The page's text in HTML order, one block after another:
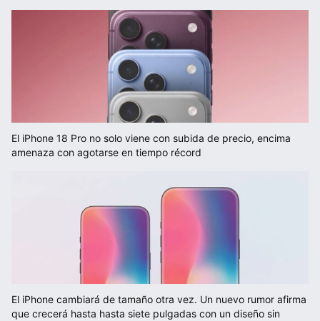
El iPhone 18 Pro no solo viene con subida de precio, encima
amenaza con agotarse en tiempo récord
El iPhone cambiará de tamaño otra vez. Un nuevo rumor afirma
que crecerá hasta hasta siete pulgadas con un diseño sin